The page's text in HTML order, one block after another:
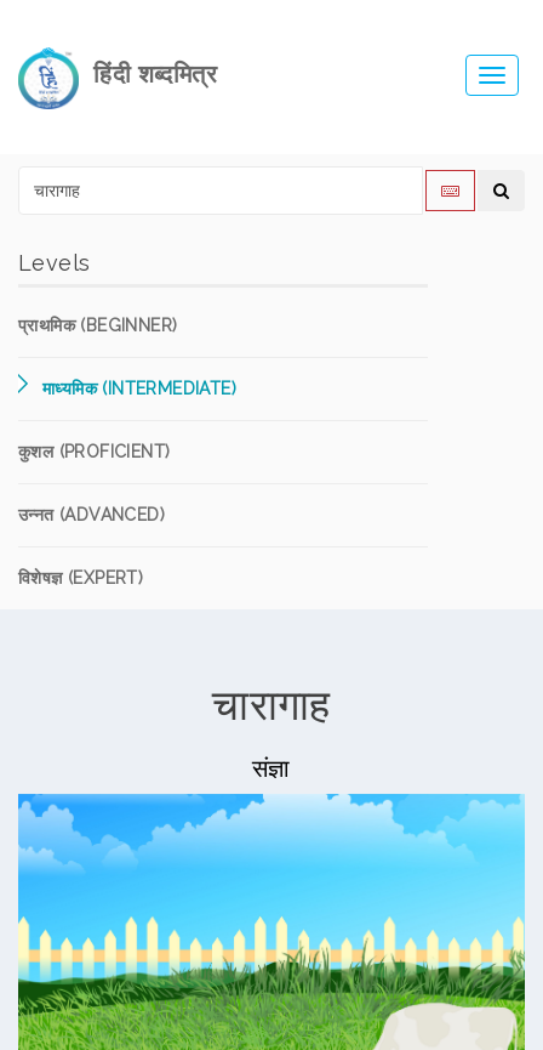
हिंदी शब्दमित्र
Levels
प्राथमिक (BEGINNER)
माध्यमिक (INTERMEDIATE)
कुशल (PROFICIENT)
उन्नत (ADVANCED)
विशेषज्ञ (EXPERT)
चारागाह
संज्ञा